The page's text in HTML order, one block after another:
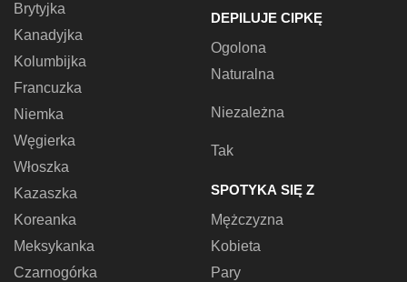
Brytyjka
Kanadyjka
Kolumbijka
Francuzka
Niemka
Węgierka
Włoszka
Kazaszka
Koreanka
Meksykanka
Czarnogórka
DEPILUJE CIPKĘ
Ogolona
Naturalna
Niezależna
Tak
SPOTYKA SIĘ Z
Mężczyzna
Kobieta
Pary